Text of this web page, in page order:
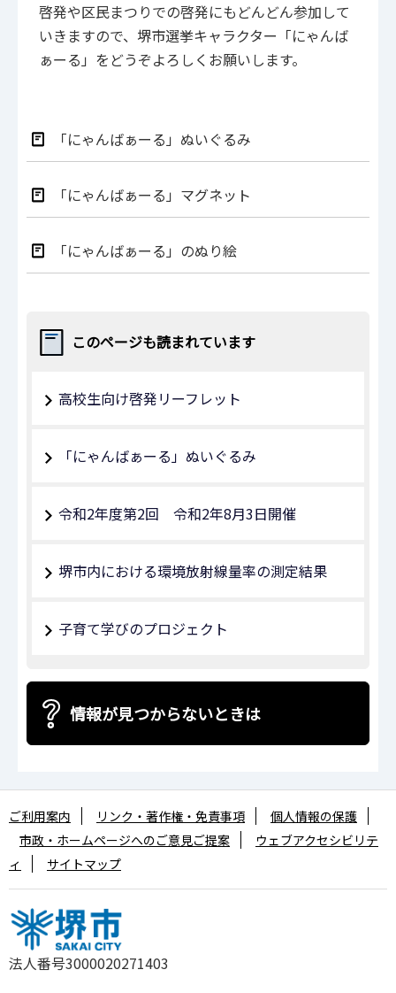
啓発や区民まつりでの啓発にもどんどん参加して
いきますので、堺市選挙キャラクター「にゃんば
ぁーる」をどうぞよろしくお願いします。
「にゃんばぁーる」ぬいぐるみ
「にゃんばぁーる」マグネット
「にゃんばぁーる」のぬり絵
このページも読まれています
高校生向け啓発リーフレット
「にゃんばぁーる」ぬいぐるみ
令和2年度第2回 令和2年8月3日開催
堺市内における環境放射線量率の測定結果
子育て学びのプロジェクト
情報が見つからないときは
法人番号3000020271403
ご利用案内 リンク・著作権・免責事項
個人情報の保護
市政・ホームページへのご意見ご提案
ウェブアクセシビリテ
ィ
サイトマップ